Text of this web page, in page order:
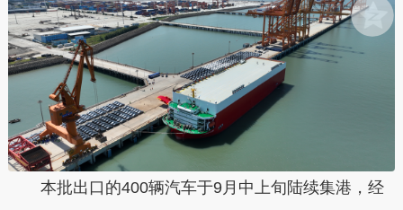
本批出口的400辆汽车于9月中上旬陆续集港，经